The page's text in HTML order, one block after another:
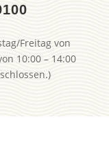
Freitag von
10:00 – 14:00